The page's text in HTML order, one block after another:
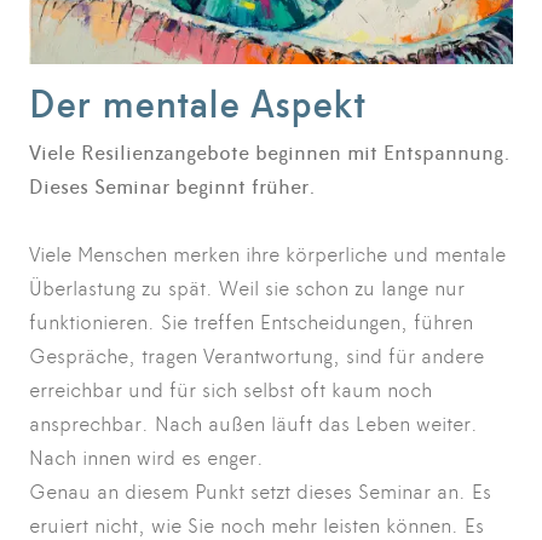
Der mentale Aspekt
Viele Resilienzangebote beginnen mit Entspannung.
Dieses Seminar beginnt früher.
Viele Menschen merken ihre körperliche und mentale
Überlastung zu spät. Weil sie schon zu lange nur
funktionieren. Sie treffen Entscheidungen, führen
Gespräche, tragen Verantwortung, sind für andere
erreichbar und für sich selbst oft kaum noch
ansprechbar. Nach außen läuft das Leben weiter.
Nach innen wird es enger.
Genau an diesem Punkt setzt dieses Seminar an. Es
eruiert nicht, wie Sie noch mehr leisten können. Es